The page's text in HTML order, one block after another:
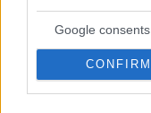
Google consents
CONFIRM